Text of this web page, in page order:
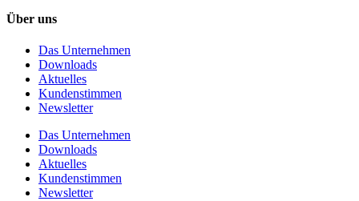
Über uns
Das Unternehmen
Downloads
Aktuelles
Kundenstimmen
Newsletter
Das Unternehmen
Downloads
Aktuelles
Kundenstimmen
Newsletter